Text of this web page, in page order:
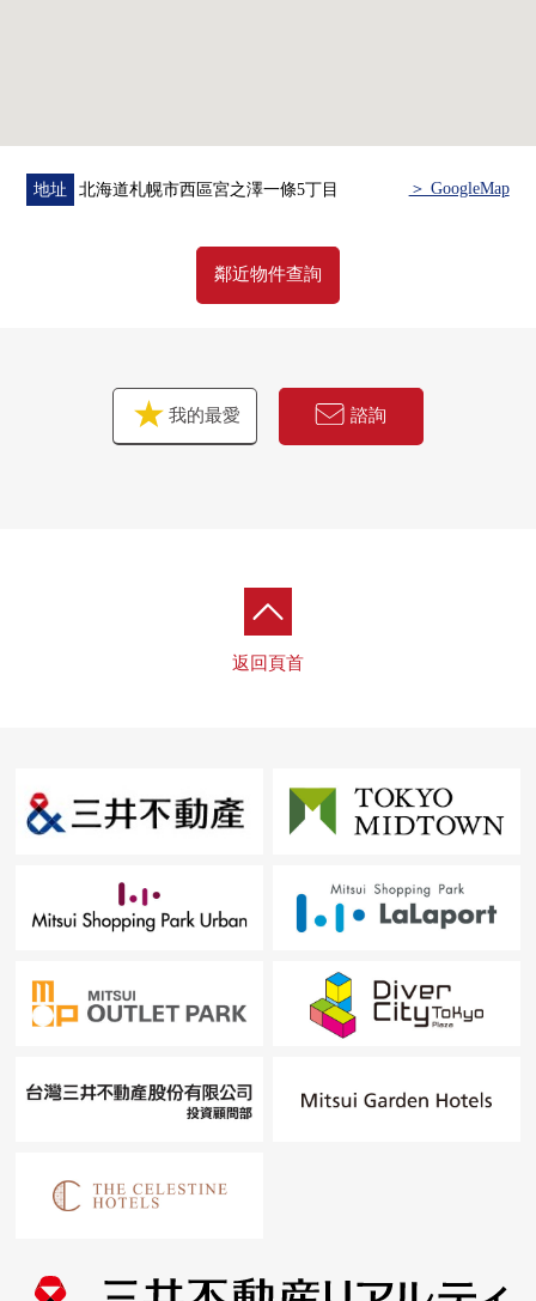
地址 北海道札幌市西區宮之澤一條5丁目 ＞ GoogleMap
鄰近物件查詢
我的最愛 諮詢
返回頁首